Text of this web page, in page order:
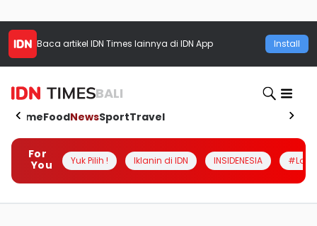
Baca artikel IDN Times lainnya di IDN App Install
BALI
HomeFoodNewsSportTravel
For
You
Yuk Pilih ! Iklanin di IDN INSIDENESIA